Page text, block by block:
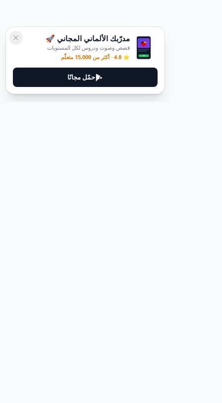
مدرّبك الألماني المجاني 🚀
قصص وصوت ودروس لكل المستويات
⭐ 4.8 · أكثر من 15,000 متعلّم
حمّل مجانًا